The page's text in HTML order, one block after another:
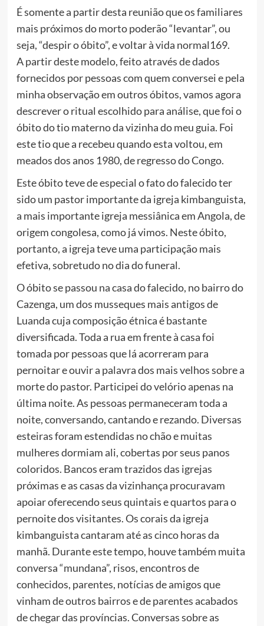
É somente a partir desta reunião que os familiares
mais próximos do morto poderão “levantar”, ou
seja, “despir o óbito”, e voltar à vida normal169.
A partir deste modelo, feito através de dados
fornecidos por pessoas com quem conversei e pela
minha observação em outros óbitos, vamos agora
descrever o ritual escolhido para análise, que foi o
óbito do tio materno da vizinha do meu guia. Foi
este tio que a recebeu quando esta voltou, em
meados dos anos 1980, de regresso do Congo.
Este óbito teve de especial o fato do falecido ter
sido um pastor importante da igreja kimbanguista,
a mais importante igreja messiânica em Angola, de
origem congolesa, como já vimos. Neste óbito,
portanto, a igreja teve uma participação mais
efetiva, sobretudo no dia do funeral.
O óbito se passou na casa do falecido, no bairro do
Cazenga, um dos musseques mais antigos de
Luanda cuja composição étnica é bastante
diversificada. Toda a rua em frente à casa foi
tomada por pessoas que lá acorreram para
pernoitar e ouvir a palavra dos mais velhos sobre a
morte do pastor. Participei do velório apenas na
última noite. As pessoas permaneceram toda a
noite, conversando, cantando e rezando. Diversas
esteiras foram estendidas no chão e muitas
mulheres dormiam ali, cobertas por seus panos
coloridos. Bancos eram trazidos das igrejas
próximas e as casas da vizinhança procuravam
apoiar oferecendo seus quintais e quartos para o
pernoite dos visitantes. Os corais da igreja
kimbanguista cantaram até as cinco horas da
manhã. Durante este tempo, houve também muita
conversa “mundana”, risos, encontros de
conhecidos, parentes, notícias de amigos que
vinham de outros bairros e de parentes acabados
de chegar das províncias. Conversas sobre as